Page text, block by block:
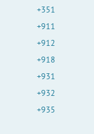
+351
+911
+912
+918
+931
+932
+935